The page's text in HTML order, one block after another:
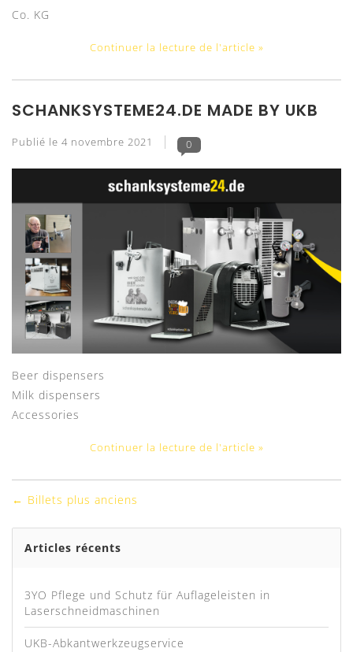
Co. KG
Continuer la lecture de l'article »
SCHANKSYSTEME24.DE MADE BY UKB
Publié le 4 novembre 2021 0
Beer dispensers
Milk dispensers
Accessories
Continuer la lecture de l'article »
← Billets plus anciens
Articles récents
3YO Pflege und Schutz für Auflageleisten in
Laserschneidmaschinen
UKB-Abkantwerkzeugservice